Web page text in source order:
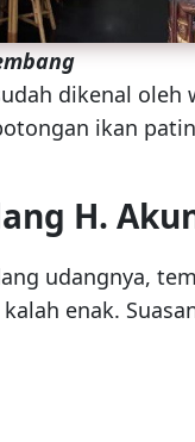
dikenal oleh
ikan
H.
udangnya,
enak.